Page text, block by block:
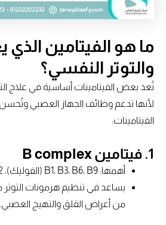
ما هو الفيتامين الذي
والتوتر النفسي؟
تُعد بعض الفيتامينات أساسية في علاج
لأنها تدعم وظائف الجهاز العصبي وتُحسن
الفيتامينات:
أهمها: B1، B3، B6، B9 (الفوليك)، B12
يساعد في تنظيم هرمونات التوتر
من أعراض القلق والتهيج العصبي.